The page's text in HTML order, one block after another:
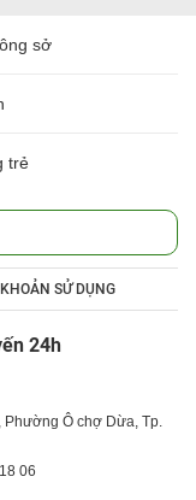
sở
trẻ
SỬ DỤNG
24h
Phường Ô chợ Dừa, Tp.
06